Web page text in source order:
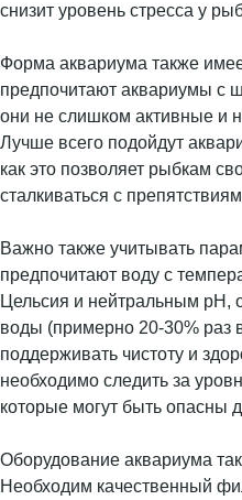
снизит уровень стресса у
Форма аквариума также
предпочитают аквариумы с
они не слишком активные и
Лучше всего подойдут
как это позволяет рыбкам
сталкиваться с
Важно также учитывать
предпочитают воду с
Цельсия и нейтральным pH,
воды (примерно 20-30% раз
поддерживать чистоту и
необходимо следить за
которые могут быть опасны
Оборудование аквариума
Необходим качественный